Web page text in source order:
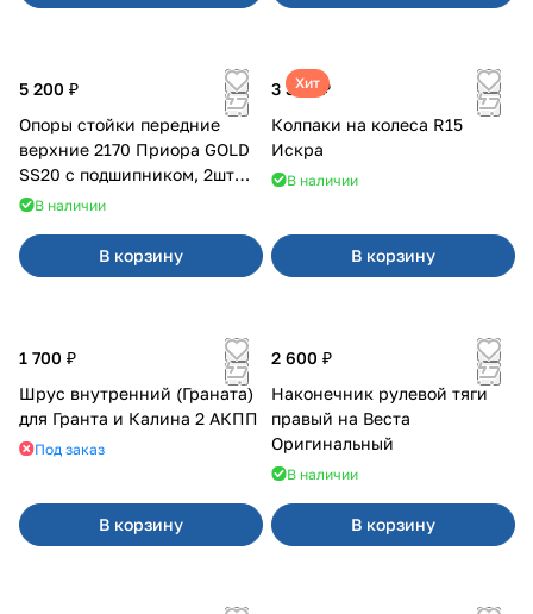
5 200 ₽
Опоры стойки передние
верхние 2170 Приора GOLD
SS20 с подшипником, 2шт
10116
В наличии
В корзину
Хит
3 380 ₽
Колпаки на колеса R15
Искра
В наличии
В корзину
1 700 ₽
Шрус внутренний (Граната)
для Гранта и Калина 2 АКПП
Под заказ
В корзину
2 600 ₽
Наконечник рулевой тяги
правый на Веста
Оригинальный
В наличии
В корзину